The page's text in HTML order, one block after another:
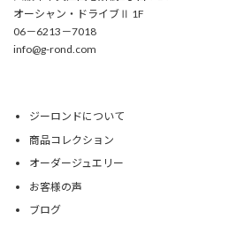
オーシャン・ドライブⅡ 1F
06－6213－7018
info@g-rond.com
ジーロンドについて
商品コレクション
オーダージュエリー
お客様の声
ブログ